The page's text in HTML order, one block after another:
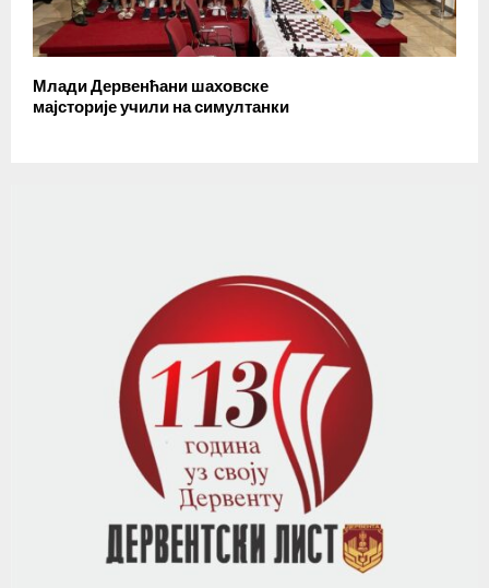
Млади Дервенћани шаховске
мајсторије учили на симултанки